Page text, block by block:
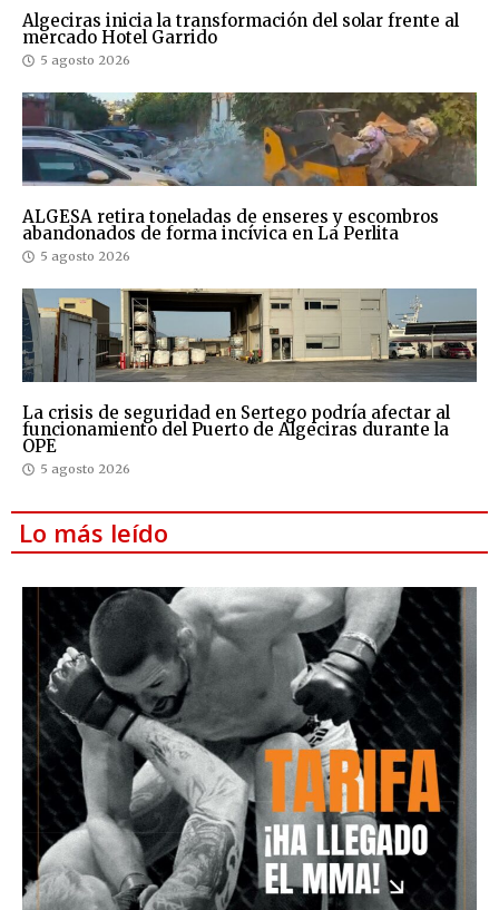
Algeciras inicia la transformación del solar frente al
mercado Hotel Garrido
5 agosto 2026
ALGESA retira toneladas de enseres y escombros
abandonados de forma incívica en La Perlita
5 agosto 2026
La crisis de seguridad en Sertego podría afectar al
funcionamiento del Puerto de Algeciras durante la
OPE
5 agosto 2026
Lo más leído